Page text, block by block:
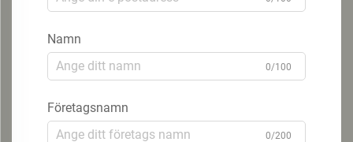
Namn
0/100
Företagsnamn
0/200